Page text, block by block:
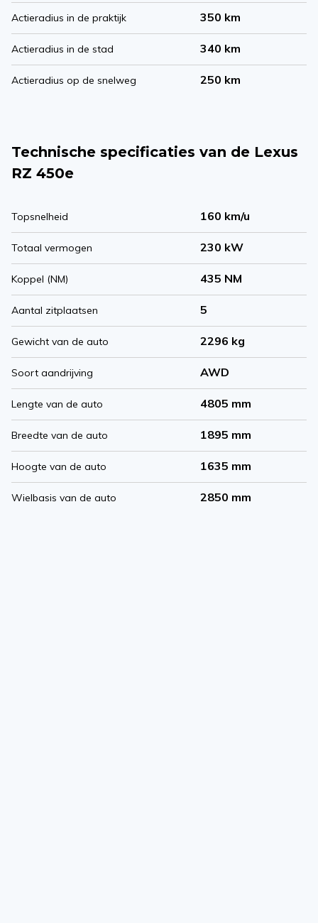
Actieradius in de praktijk 350 km
Actieradius in de stad 340 km
Actieradius op de snelweg 250 km
Technische specificaties van de Lexus
RZ 450e
Topsnelheid 160 km/u
Totaal vermogen 230 kW
Koppel (NM) 435 NM
Aantal zitplaatsen 5
Gewicht van de auto 2296 kg
Soort aandrijving AWD
Lengte van de auto 4805 mm
Breedte van de auto 1895 mm
Hoogte van de auto 1635 mm
Wielbasis van de auto 2850 mm